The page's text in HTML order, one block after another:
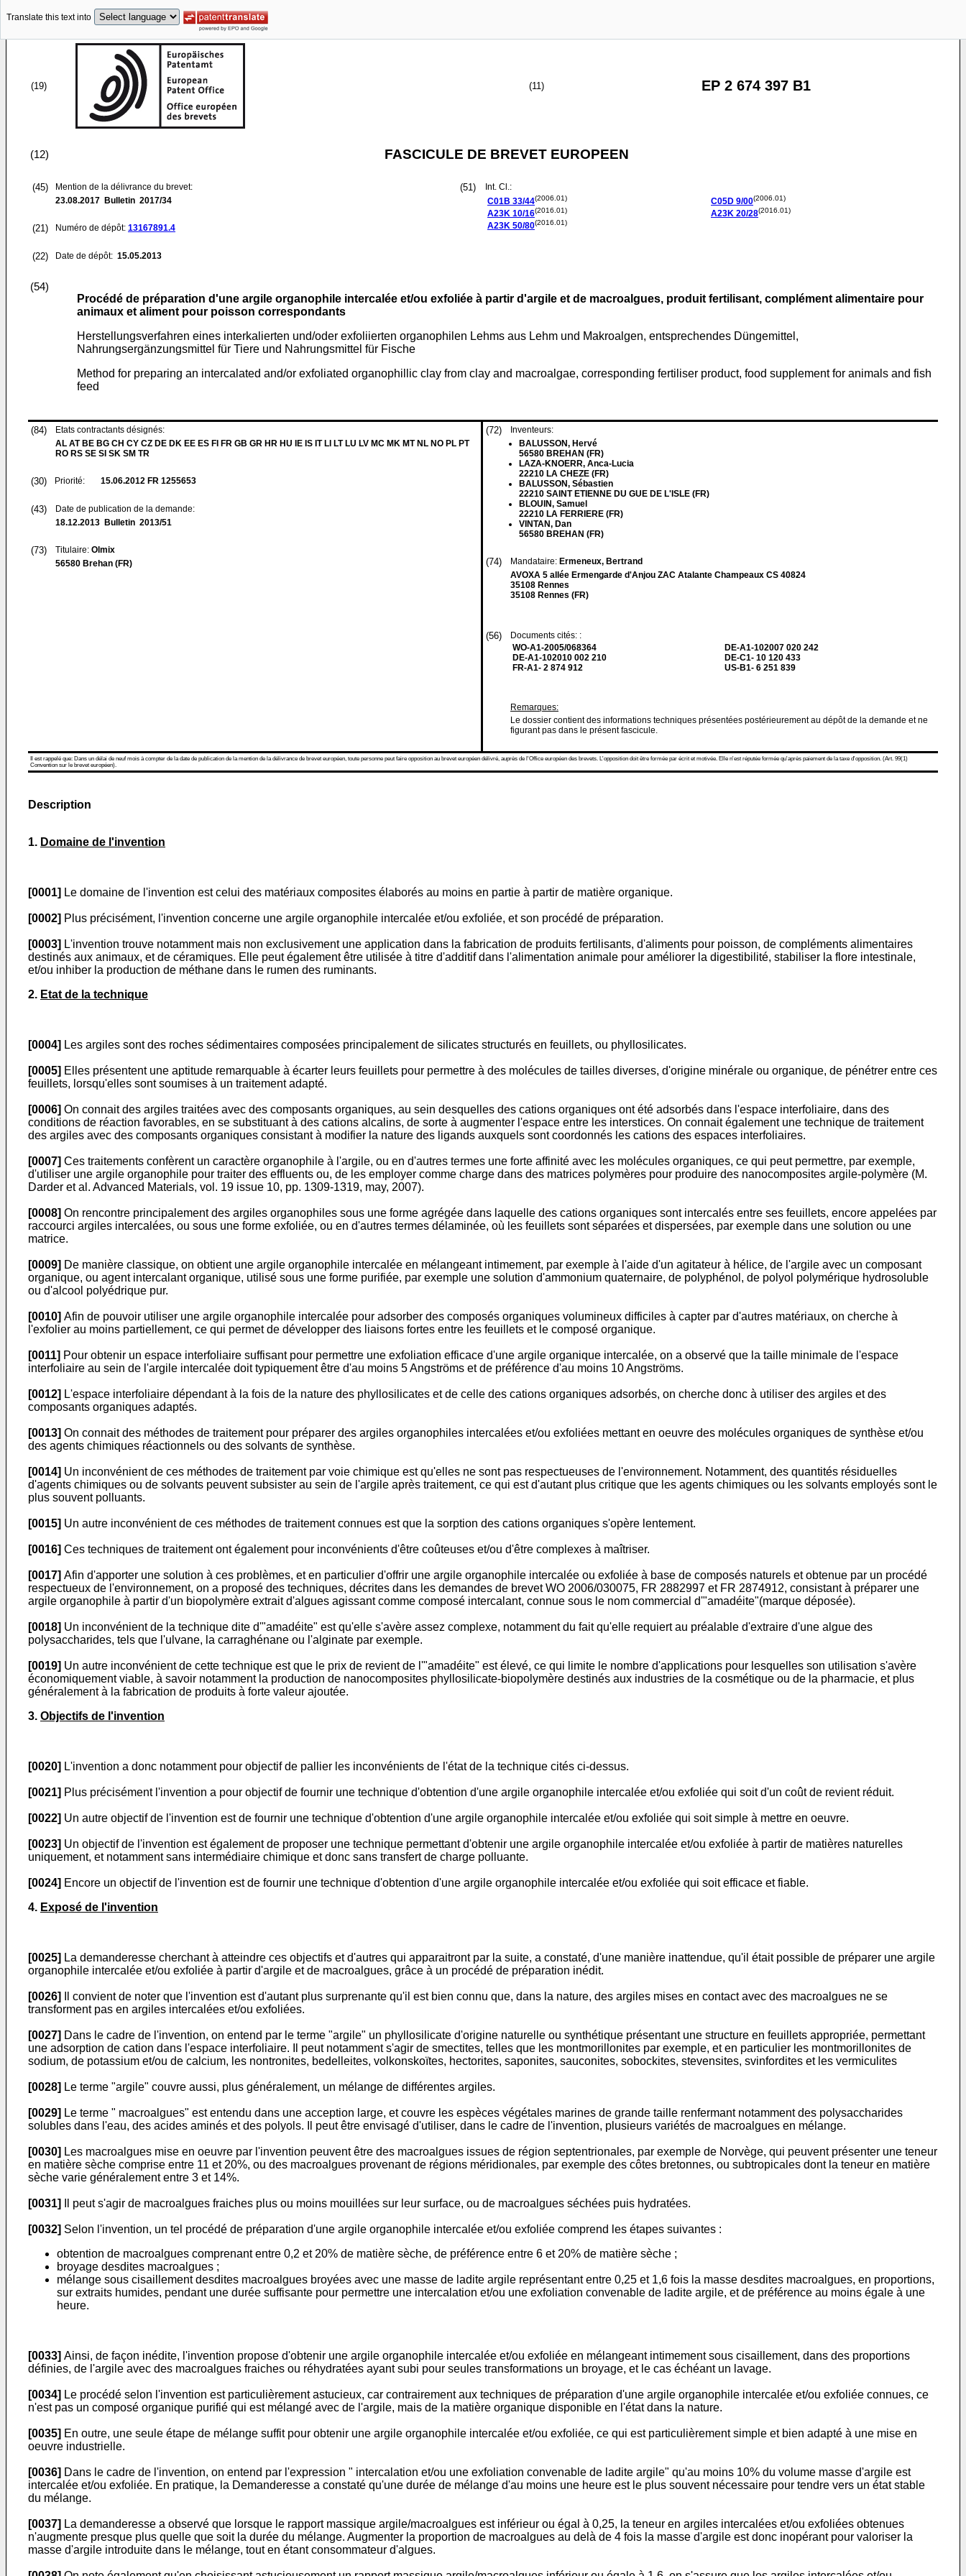
Translate this text into
(19) (11) EP 2 674 397 B1
(12) FASCICULE DE BREVET EUROPEEN
(45)
Mention de la délivrance du brevet:
23.08.2017 Bulletin 2017/34
(21) Numéro de dépôt: 13167891.4
(22) Date de dépôt: 15.05.2013
(51)
Int. Cl.:
C01B 33/44(2006.01)
A23K 10/16(2016.01)
A23K 50/80(2016.01)
C05D 9/00(2006.01)
A23K 20/28(2016.01)
(54)
Procédé de préparation d'une argile organophile intercalée et/ou exfoliée à partir d'argile et de macroalgues, produit fertilisant, complément alimentaire pour
animaux et aliment pour poisson correspondants
Herstellungsverfahren eines interkalierten und/oder exfoliierten organophilen Lehms aus Lehm und Makroalgen, entsprechendes Düngemittel,
Nahrungsergänzungsmittel für Tiere und Nahrungsmittel für Fische
Method for preparing an intercalated and/or exfoliated organophillic clay from clay and macroalgae, corresponding fertiliser product, food supplement for animals and fish
feed
(84)
Etats contractants désignés:
AL AT BE BG CH CY CZ DE DK EE ES FI FR GB GR HR HU IE IS IT LI LT LU LV MC MK MT NL NO PL PT
RO RS SE SI SK SM TR
(30) Priorité: 15.06.2012 FR 1255653
(43)
Date de publication de la demande:
18.12.2013 Bulletin 2013/51
(73) Titulaire: Olmix
56580 Brehan (FR)
(72)
Inventeurs:
BALUSSON, Hervé
56580 BREHAN (FR)
LAZA-KNOERR, Anca-Lucia
22210 LA CHEZE (FR)
BALUSSON, Sébastien
22210 SAINT ETIENNE DU GUE DE L'ISLE (FR)
BLOUIN, Samuel
22210 LA FERRIERE (FR)
VINTAN, Dan
56580 BREHAN (FR)
(74) Mandataire: Ermeneux, Bertrand
AVOXA 5 allée Ermengarde d'Anjou ZAC Atalante Champeaux CS 40824
35108 Rennes
35108 Rennes (FR)
(56)
Documents cités: :
WO-A1-2005/068364
DE-A1-102010 002 210
FR-A1- 2 874 912
DE-A1-102007 020 242
DE-C1- 10 120 433
US-B1- 6 251 839
Remarques:
Le dossier contient des informations techniques présentées postérieurement au dépôt de la demande et ne
figurant pas dans le présent fascicule.
Il est rappelé que: Dans un délai de neuf mois à compter de la date de publication de la mention de la délivrance de brevet européen, toute personne peut faire opposition au brevet européen délivré, auprès de l'Office européen des brevets. L'opposition doit être formée par écrit et motivée. Elle n'est réputée formée qu'après paiement de la taxe d'opposition. (Art. 99(1)
Convention sur le brevet européen).
Description
1. Domaine de l 'invention
[0001] Le domaine de l'invention est celui des matériaux composites élaborés au moins en partie à partir de matière organique.
[0002] Plus précisément, l'invention concerne une argile organophile intercalée et/ou exfoliée, et son procédé de préparation.
[0003] L'invention trouve notamment mais non exclusivement une application dans la fabrication de produits fertilisants, d'aliments pour poisson, de compléments alimentaires
destinés aux animaux, et de céramiques. Elle peut également être utilisée à titre d'additif dans l'alimentation animale pour améliorer la digestibilité, stabiliser la flore intestinale,
et/ou inhiber la production de méthane dans le rumen des ruminants.
2. Etat de la technique
[0004] Les argiles sont des roches sédimentaires composées principalement de silicates structurés en feuillets, ou phyllosilicates.
[0005] Elles présentent une aptitude remarquable à écarter leurs feuillets pour permettre à des molécules de tailles diverses, d'origine minérale ou organique, de pénétrer entre ces
feuillets, lorsqu'elles sont soumises à un traitement adapté.
[0006] On connait des argiles traitées avec des composants organiques, au sein desquelles des cations organiques ont été adsorbés dans l'espace interfoliaire, dans des
conditions de réaction favorables, en se substituant à des cations alcalins, de sorte à augmenter l'espace entre les interstices. On connait également une technique de traitement
des argiles avec des composants organiques consistant à modifier la nature des ligands auxquels sont coordonnés les cations des espaces interfoliaires.
[0007] Ces traitements confèrent un caractère organophile à l'argile, ou en d'autres termes une forte affinité avec les molécules organiques, ce qui peut permettre, par exemple,
d'utiliser une argile organophile pour traiter des effluents ou, de les employer comme charge dans des matrices polymères pour produire des nanocomposites argile-polymère (M.
Darder et al. Advanced Materials, vol. 19 issue 10, pp. 1309-1319, may, 2007).
[0008] On rencontre principalement des argiles organophiles sous une forme agrégée dans laquelle des cations organiques sont intercalés entre ses feuillets, encore appelées par
raccourci argiles intercalées, ou sous une forme exfoliée, ou en d'autres termes délaminée, où les feuillets sont séparées et dispersées, par exemple dans une solution ou une
matrice.
[0009] De manière classique, on obtient une argile organophile intercalée en mélangeant intimement, par exemple à l'aide d'un agitateur à hélice, de l'argile avec un composant
organique, ou agent intercalant organique, utilisé sous une forme purifiée, par exemple une solution d'ammonium quaternaire, de polyphénol, de polyol polymérique hydrosoluble
ou d'alcool polyédrique pur.
[0010] Afin de pouvoir utiliser une argile organophile intercalée pour adsorber des composés organiques volumineux difficiles à capter par d'autres matériaux, on cherche à
l'exfolier au moins partiellement, ce qui permet de développer des liaisons fortes entre les feuillets et le composé organique.
[0011] Pour obtenir un espace interfoliaire suffisant pour permettre une exfoliation efficace d'une argile organique intercalée, on a observé que la taille minimale de l'espace
interfoliaire au sein de l'argile intercalée doit typiquement être d'au moins 5 Angströms et de préférence d'au moins 10 Angströms.
[0012] L'espace interfoliaire dépendant à la fois de la nature des phyllosilicates et de celle des cations organiques adsorbés, on cherche donc à utiliser des argiles et des
composants organiques adaptés.
[0013] On connait des méthodes de traitement pour préparer des argiles organophiles intercalées et/ou exfoliées mettant en oeuvre des molécules organiques de synthèse et/ou
des agents chimiques réactionnels ou des solvants de synthèse.
[0014] Un inconvénient de ces méthodes de traitement par voie chimique est qu'elles ne sont pas respectueuses de l'environnement. Notamment, des quantités résiduelles
d'agents chimiques ou de solvants peuvent subsister au sein de l'argile après traitement, ce qui est d'autant plus critique que les agents chimiques ou les solvants employés sont le
plus souvent polluants.
[0015] Un autre inconvénient de ces méthodes de traitement connues est que la sorption des cations organiques s'opère lentement.
[0016] Ces techniques de traitement ont également pour inconvénients d'être coûteuses et/ou d'être complexes à maîtriser.
[0017] Afin d'apporter une solution à ces problèmes, et en particulier d'offrir une argile organophile intercalée ou exfoliée à base de composés naturels et obtenue par un procédé
respectueux de l'environnement, on a proposé des techniques, décrites dans les demandes de brevetWO 2006/030075, FR 2882997 et FR 2874912, consistant à préparer une
argile organophile à partir d'un biopolymère extrait d'algues agissant comme composé intercalant, connue sous le nom commercial d'"amadéite"(marque déposée).
[0018] Un inconvénient de la technique dite d'"amadéite" est qu'elle s'avère assez complexe, notamment du fait qu'elle requiert au préalable d'extraire d'une algue des
polysaccharides, tels que l'ulvane, la carraghénane ou l'alginate par exemple.
[0019] Un autre inconvénient de cette technique est que le prix de revient de l'"amadéite" est élevé, ce qui limite le nombre d'applications pour lesquelles son utilisation s'avère
économiquement viable, à savoir notamment la production de nanocomposites phyllosilicate-biopolymère destinés aux industries de la cosmétique ou de la pharmacie, et plus
généralement à la fabrication de produits à forte valeur ajoutée.
3. Objectifs de l'invention
[0020] L'invention a donc notamment pour objectif de pallier les inconvénients de l'état de la technique cités ci-dessus.
[0021] Plus précisément l'invention a pour objectif de fournir une technique d'obtention d'une argile organophile intercalée et/ou exfoliée qui soit d'un coût de revient réduit.
[0022] Un autre objectif de l'invention est de fournir une technique d'obtention d'une argile organophile intercalée et/ou exfoliée qui soit simple à mettre en oeuvre.
[0023] Un objectif de l'invention est également de proposer une technique permettant d'obtenir une argile organophile intercalée et/ou exfoliée à partir de matières naturelles
uniquement, et notamment sans intermédiaire chimique et donc sans transfert de charge polluante.
[0024] Encore un objectif de l'invention est de fournir une technique d'obtention d'une argile organophile intercalée et/ou exfoliée qui soit efficace et fiable.
4. Exposé de l'invention
[0025] La demanderesse cherchant à atteindre ces objectifs et d'autres qui apparaitront par la suite, a constaté, d'une manière inattendue, qu'il était possible de préparer une argile
organophile intercalée et/ou exfoliée à partir d'argile et de macroalgues, grâce à un procédé de préparation inédit.
[0026]
Il convient de noter que l'invention est d'autant plus surprenante qu'il est bien connu que, dans la nature, des argiles mises en contact avec des macroalgues ne se
transforment pas en argiles intercalées et/ou exfoliées.
[0027] Dans le cadre de l'invention, on entend par le terme "argile" un phyllosilicate d'origine naturelle ou synthétique présentant une structure en feuillets appropriée, permettant
une adsorption de cation dans l'espace interfoliaire. Il peut notamment s'agir de smectites, telles que les montmorillonites par exemple, et en particulier les montmorillonites de
sodium, de potassium et/ou de calcium, les nontronites, bedelleites, volkonskoïtes, hectorites, saponites, sauconites, sobockites, stevensites, svinfordites et les vermiculites
[0028] Le terme "argile" couvre aussi, plus généralement, un mélange de différentes argiles.
[0029] Le terme " macroalgues" est entendu dans une acception large, et couvre les espèces végétales marines de grande taille renfermant notamment des polysaccharides
solubles dans l'eau, des acides aminés et des polyols. Il peut être envisagé d'utiliser, dans le cadre de l'invention, plusieurs variétés de macroalgues en mélange.
[0030] Les macroalgues mise en oeuvre par l'invention peuvent être des macroalgues issues de région septentrionales, par exemple de Norvège, qui peuvent présenter une teneur
en matière sèche comprise entre 11 et 20%, ou des macroalgues provenant de régions méridionales, par exemple des côtes bretonnes, ou subtropicales dont la teneur en matière
sèche varie généralement entre 3 et 14%.
[0031] Il peut s'agir de macroalgues fraiches plus ou moins mouillées sur leur surface, ou de macroalgues séchées puis hydratées.
[0032] Selon l'invention, un tel procédé de préparation d'une argile organophile intercalée et/ou exfoliée comprend les étapes suivantes :
obtention de macroalgues comprenant entre 0,2 et 20% de matière sèche, de préférence entre 6 et 20% de matière sèche ;
broyage desdites macroalgues ;
mélange sous cisaillement desdites macroalgues broyées avec une masse de ladite argile représentant entre 0,25 et 1,6 fois la masse desdites macroalgues, en proportions,
sur extraits humides, pendant une durée suffisante pour permettre une intercalation et/ou une exfoliation convenable de ladite argile, et de préférence au moins égale à une
heure.
[0033] Ainsi, de façon inédite, l'invention propose d'obtenir une argile organophile intercalée et/ou exfoliée en mélangeant intimement sous cisaillement, dans des proportions
définies, de l'argile avec des macroalgues fraiches ou réhydratées ayant subi pour seules transformations un broyage, et le cas échéant un lavage.
[0034] Le procédé selon l'invention est particulièrement astucieux, car contrairement aux techniques de préparation d'une argile organophile intercalée et/ou exfoliée connues, ce
n'est pas un composé organique purifié qui est mélangé avec de l'argile, mais de la matière organique disponible en l'état dans la nature.
[0035] En outre, une seule étape de mélange suffit pour obtenir une argile organophile intercalée et/ou exfoliée, ce qui est particulièrement simple et bien adapté à une mise en
oeuvre industrielle.
[0036] Dans le cadre de l'invention, on entend par l'expression " intercalation et/ou une exfoliation convenable de ladite argile" qu'au moins 10% du volume masse d'argile est
intercalée et/ou exfoliée. En pratique, la Demanderesse a constaté qu'une durée de mélange d'au moins une heure est le plus souvent nécessaire pour tendre vers un état stable
du mélange.
[0037] La demanderesse a observé que lorsque le rapport massique argile/macroalgues est inférieur ou égal à 0,25, la teneur en argiles intercalées et/ou exfoliées obtenues
n'augmente presque plus quelle que soit la durée du mélange. Augmenter la proportion de macroalgues au delà de 4 fois la masse d'argile est donc inopérant pour valoriser la
masse d'argile introduite dans le mélange, tout en étant consommateur d'algues.